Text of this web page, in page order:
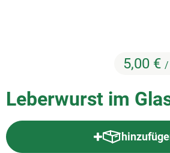
Leberwurst im
5,00 € /
Produkt